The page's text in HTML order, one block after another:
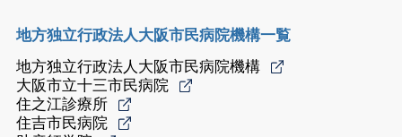
地方独立行政法人大阪市民病院機構一覧
地方独立行政法人大阪市民病院機構
大阪市立十三市民病院
住之江診療所
住吉市民病院